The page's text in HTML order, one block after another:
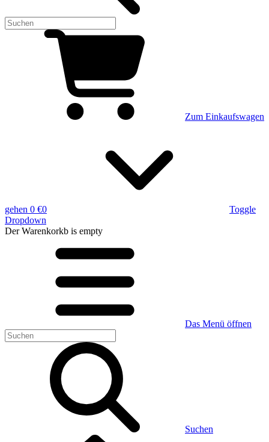
Zum Einkaufswagen
gehen 0 €0
Toggle
Dropdown
Der Warenkorkb is empty
Das Menü öffnen
Suchen